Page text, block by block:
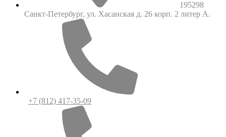
195298
Санкт-Петербург, ул. Хасанская д. 26 корп. 2 литер А.
+7 (812) 417-35-09